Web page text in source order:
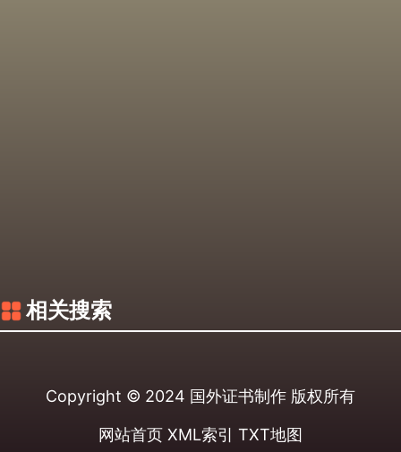
相关搜索
Copyright © 2024 国外证书制作 版权所有
网站首页 XML索引 TXT地图